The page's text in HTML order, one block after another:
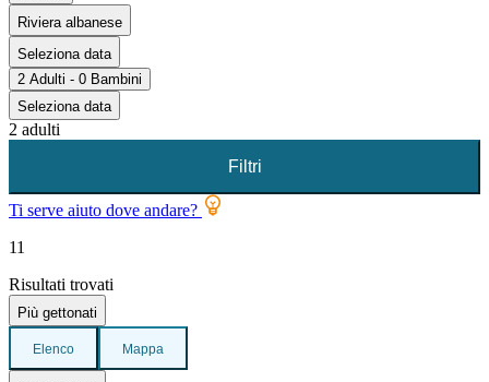
Riviera albanese
Seleziona data
2 Adulti - 0 Bambini
Seleziona data
2 adulti
Filtri
Ti serve aiuto dove andare?
11
Risultati trovati
Più gettonati
Elenco Mappa